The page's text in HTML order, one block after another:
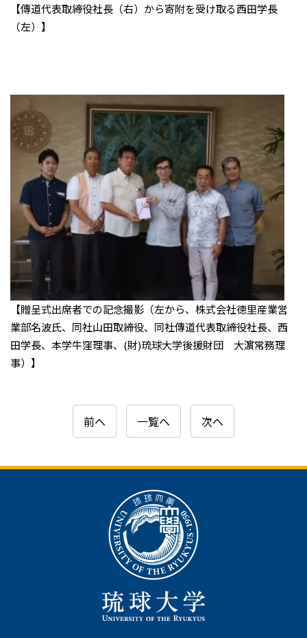
【傳道代表取締役社長（右）から寄附を受け取る西田学長
（左）】
【贈呈式出席者での記念撮影（左から、株式会社徳里産業営
業部名波氏、同社山田取締役、同社傳道代表取締役社長、西
田学長、本学牛窪理事、(財)琉球大学後援財団 大濵常務理
事）】
前へ 一覧へ 次へ